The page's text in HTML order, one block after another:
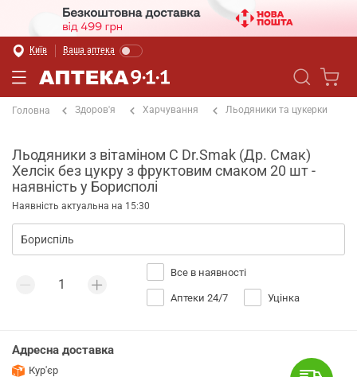
Київ Ваша аптека
Головна Здоров'я Харчування Льодяники та цукерки
Льодяники з вітаміном С Dr.Smak (Др. Смак)
Хелсік без цукру з фруктовим смаком 20 шт -
наявність у Борисполі
Наявність актуальна на 15:30
Все в наявності
Аптеки 24/7 Уцінка
Адресна доставка
Кур'єр